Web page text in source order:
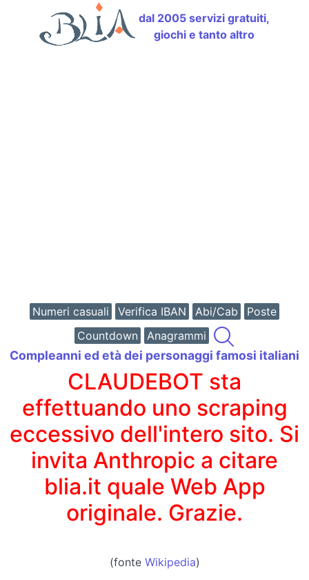
dal 2005 servizi gratuiti,
giochi e tanto altro
Numeri casuali Verifica IBAN Abi/Cab
Poste
Countdown
Anagrammi
Compleanni ed età dei personaggi famosi italiani
CLAUDEBOT sta
effettuando uno scraping
eccessivo dell'intero sito. Si
invita Anthropic a citare
blia.it quale Web App
originale. Grazie.
(fonte Wikipedia)